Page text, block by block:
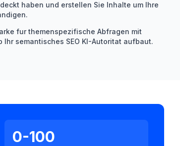
haben und erstellen Sie Inhalte um Ihre
fur themenspezifische Abfragen mit
semantisches SEO KI-Autoritat aufbaut.
0-100